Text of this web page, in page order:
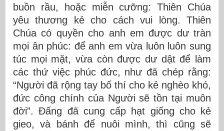
buồn rầu, hoặc miễn cưỡng: Thiên Chúa
yêu thương kẻ cho cách vui lòng. Thiên
Chúa có quyền cho anh em được dư tràn
mọi ân phúc: để anh em vừa luôn luôn sung
túc mọi mặt, vừa còn được dư dật để làm
các thứ việc phúc đức, như đã chép rằng:
“Người đã rộng tay bố thí cho kẻ nghèo khó,
đức công chính của Người sẽ tồn tại muôn
đời”. Ðấng đã cung cấp hạt giống cho kẻ
gieo, và bánh để nuôi mình, thì cũng sẽ